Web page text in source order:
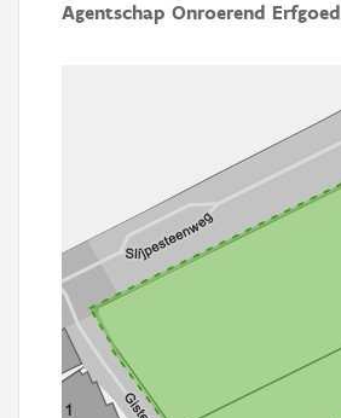
Agentschap Onroerend Erfgoed